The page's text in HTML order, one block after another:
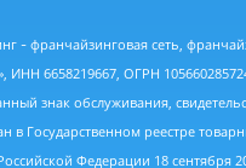
- франчайзинговая сеть,
6658219667, ОГРН
знак обслуживания,
в Государственном реестре
Федерации 18 сентября